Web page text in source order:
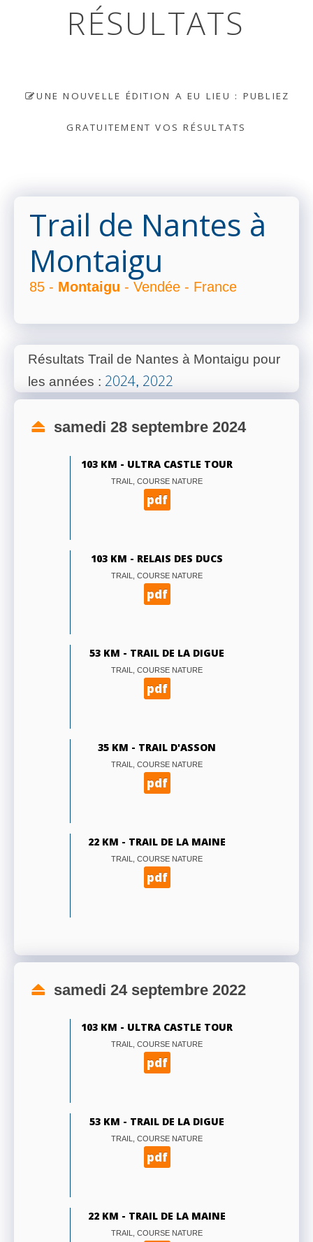
RÉSULTATS
UNE NOUVELLE ÉDITION A EU LIEU : PUBLIEZ
GRATUITEMENT VOS RÉSULTATS
Trail de Nantes à
Montaigu
85 - Montaigu - Vendée - France
Résultats Trail de Nantes à Montaigu pour
les années : 2024, 2022
samedi 28 septembre 2024
103 KM - ULTRA CASTLE TOUR
TRAIL, COURSE NATURE
pdf
103 KM - RELAIS DES DUCS
TRAIL, COURSE NATURE
pdf
53 KM - TRAIL DE LA DIGUE
TRAIL, COURSE NATURE
pdf
35 KM - TRAIL D'ASSON
TRAIL, COURSE NATURE
pdf
22 KM - TRAIL DE LA MAINE
TRAIL, COURSE NATURE
pdf
samedi 24 septembre 2022
103 KM - ULTRA CASTLE TOUR
TRAIL, COURSE NATURE
pdf
53 KM - TRAIL DE LA DIGUE
TRAIL, COURSE NATURE
pdf
22 KM - TRAIL DE LA MAINE
TRAIL, COURSE NATURE